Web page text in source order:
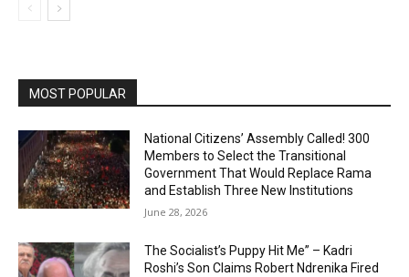
MOST POPULAR
National Citizens’ Assembly Called! 300
Members to Select the Transitional
Government That Would Replace Rama
and Establish Three New Institutions
June 28, 2026
The Socialist’s Puppy Hit Me” – Kadri
Roshi’s Son Claims Robert Ndrenika Fired